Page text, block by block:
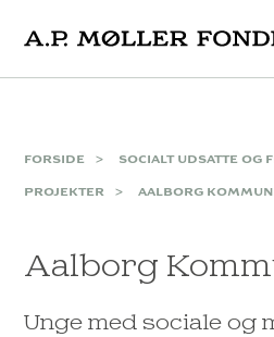
Skip
FORSIDE SOCIALT UDSATTE OG
PROJEKTER AALBORG
Aalborg
Unge med sociale og